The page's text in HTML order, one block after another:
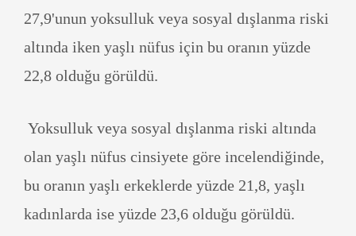
27,9'unun yoksulluk veya sosyal dışlanma riski
altında iken yaşlı nüfus için bu oranın yüzde
22,8 olduğu görüldü.
Yoksulluk veya sosyal dışlanma riski altında
olan yaşlı nüfus cinsiyete göre incelendiğinde,
bu oranın yaşlı erkeklerde yüzde 21,8, yaşlı
kadınlarda ise yüzde 23,6 olduğu görüldü.